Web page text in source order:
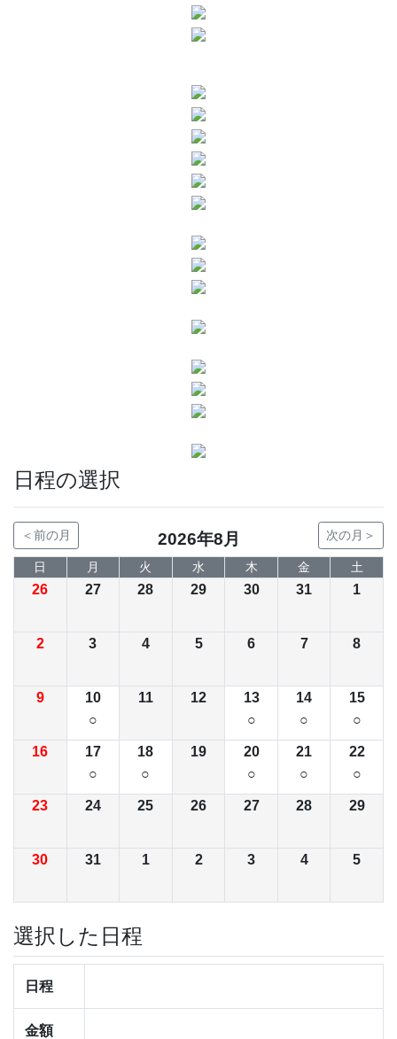
日程の選択
＜前の月 2026年8月 次の月＞
日 月 火 水 木 金 土
26 27 28 29 30 31 1
2 3 4 5 6 7 8
9
10
○
11 12
13
○
14
○
15
○
16
17
○
18
○
19
20
○
21
○
22
○
23 24 25 26 27 28 29
30 31 1 2 3 4 5
選択した日程
日程
金額